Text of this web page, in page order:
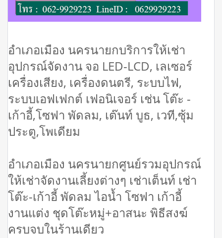
อำเภอเมือง นครนายกบริการให้เช่า
อุปกรณ์จัดงาน จอ LED-LCD, เลเซอร์
เครื่องเสียง, เครื่องดนตรี, ระบบไฟ,
ระบบเอฟเฟกต์ เฟอนิเจอร์ เช่น โต๊ะ -
เก้าอี้,โซฟา พัดลม, เต๊นท์ บูธ, เวที,ซุ้ม
ประตู,โพเดียม
อำเภอเมือง นครนายกศูนย์รวมอุปกรณ์
ให้เช่าจัดงานเลี้ยงต่างๆ เช่าเต็นท์ เช่า
โต๊ะ-เก้าอี้ พัดลม ไอน้ำ โซฟา เก้าอี้
งานแต่ง ชุดโต๊ะหมู่+อาสนะ พิธีสงฆ์
ครบจบในร้านเดียว